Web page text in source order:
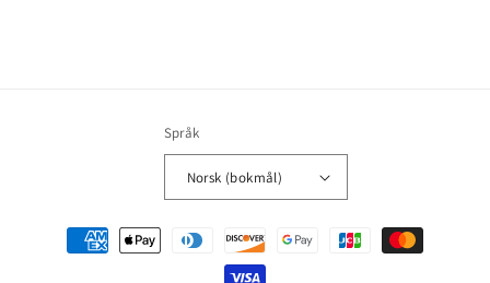
Språk
Norsk (bokmål)
Betalingsmåter